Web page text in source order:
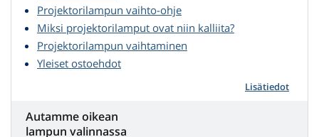
Projektorilampun vaihto-ohje
Miksi projektorilamput ovat niin kalliita?
Projektorilampun vaihtaminen
Yleiset ostoehdot
Lisätiedot
Autamme oikean
lampun valinnassa